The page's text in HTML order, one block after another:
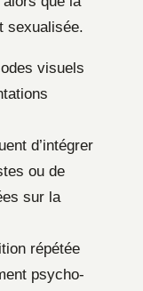
sexualisée.
visuels
d’intégrer
ou de
sur la
répétée
psycho-